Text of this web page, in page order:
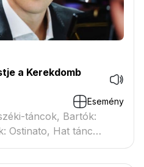
a Kerekdomb
Esemény
táncok, Bartók:
Ostinato, Hat tánc
V-VI), Bartók:
12. Magyar Rapszódia,